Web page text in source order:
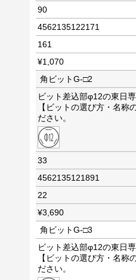
90
4562135122171
161
¥1,070
角ビットG-□2
ビット差込部φ12の東日
【ビットの選び方・名称
ださい。
33
4562135121891
22
¥3,690
角ビットG-□3
ビット差込部φ12の東日
【ビットの選び方・名称
ださい。